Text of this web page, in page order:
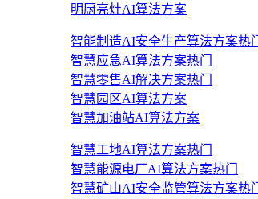
明厨亮灶AI算法方案
智能制造AI安全生产算法方案热门
智慧应急AI算法方案热门
智慧零售AI解决方案热门
智慧园区AI算法方案
智慧加油站AI算法方案
智慧工地AI算法方案热门
智慧能源电厂AI算法方案热门
智慧矿山AI安全监管算法方案热门